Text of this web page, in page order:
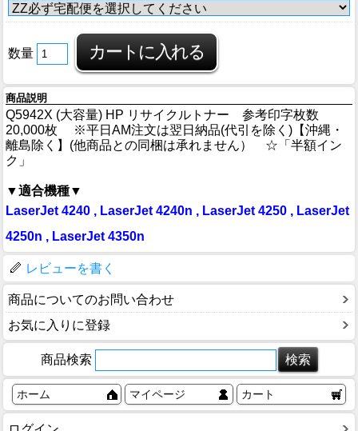
数量
商品説明
Q5942X (大容量) HP リサイクルトナー 参考印字枚数
20,000枚 ※平日AM注文は翌日納品(代引を除く)【沖縄・
離島除く】(他商品との同梱は承れません） ☆「半額イン
ク」
▼適合機種▼
LaserJet 4240 , LaserJet 4240n , LaserJet 4250 , LaserJet
4250n , LaserJet 4350n
レビューを書く
商品についてのお問い合わせ
お気に入りに登録
商品検索
ホーム マイページ カート